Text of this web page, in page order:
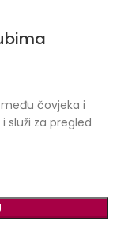
čovjeka i
služi za pregled